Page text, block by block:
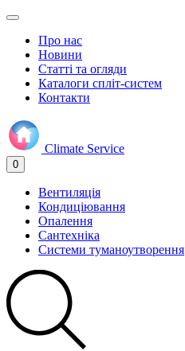
Про нас
Новини
Статті та огляди
Каталоги спліт-систем
Контакти
Climate Service
0
Вентиляція
Кондиціювання
Опалення
Сантехніка
Системи туманоутворення